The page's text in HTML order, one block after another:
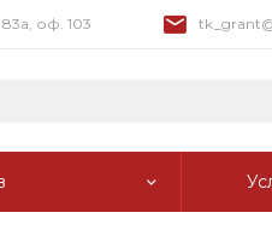
оф. 103